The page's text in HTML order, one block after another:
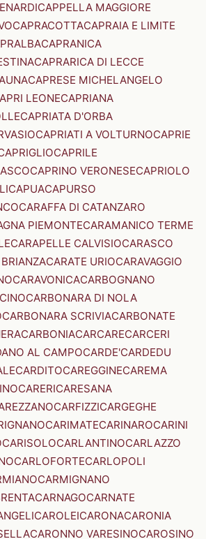
CAPPELLA MAGGIORE
CAPRACOTTACAPRAIA E LIMITE
CAPRANICA
CAPRARICA DI LECCE
CAPRESE MICHELANGELO
LEONECAPRIANA
CAPRIATA D'ORBA
CAPRIATI A VOLTURNOCAPRIE
CAPRILE
CAPRINO VERONESECAPRIOLO
CAPUACAPURSO
CARAFFA DI CATANZARO
PIEMONTECARAMANICO TERME
CARAPELLE CALVISIOCARASCO
CARATE URIOCARAVAGGIO
CARAVONICACARBOGNANO
CARBONARA DI NOLA
CARBONARA SCRIVIACARBONATE
CARBONIACARCARECARCERI
AL CAMPOCARDE'CARDEDU
CARDITOCAREGGINECAREMA
CARERICARESANA
CARFIZZICARGEGHE
CARIMATECARINAROCARINI
CARISOLOCARLANTINOCARLAZZO
CARLOFORTECARLOPOLI
CARMIGNANO
CARNAGOCARNATE
CAROLEICARONACARONIA
CARONNO VARESINOCAROSINO